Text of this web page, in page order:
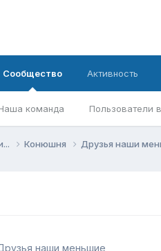
Сообщество
команда Пользователи
Активность
Конюшня Друзья наши
наши меньшие